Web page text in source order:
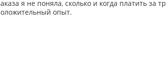
я не поняла, сколько и когда платить за
опыт.